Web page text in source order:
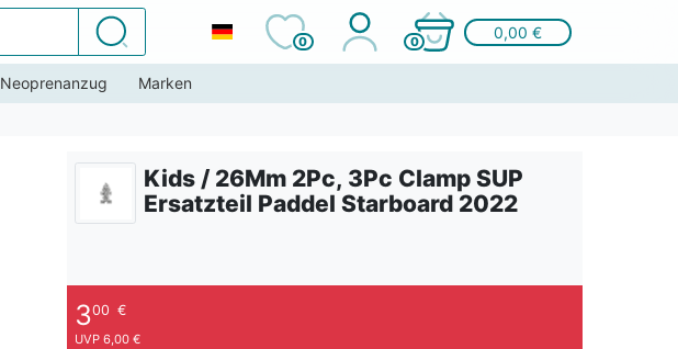
Suchen
0 0
0,00 €
Neoprenanzug Marken
Kids / 26Mm 2Pc, 3Pc Clamp SUP
Ersatzteil Paddel Starboard 2022
300 €
UVP 6,00 €